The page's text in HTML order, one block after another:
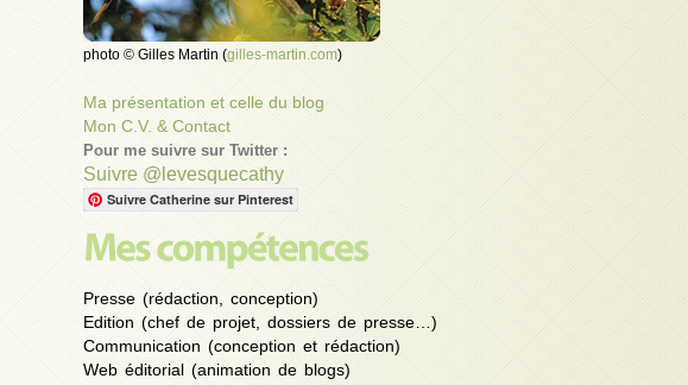
photo © Gilles Martin (gilles-martin.com)
Ma présentation et celle du blog
Mon C.V. & Contact
Pour me suivre sur Twitter :
Suivre @levesquecathy
Suivre Catherine sur Pinterest
Presse (rédaction, conception)
Edition (chef de projet, dossiers de presse…)
Communication (conception et rédaction)
Web éditorial (animation de blogs)